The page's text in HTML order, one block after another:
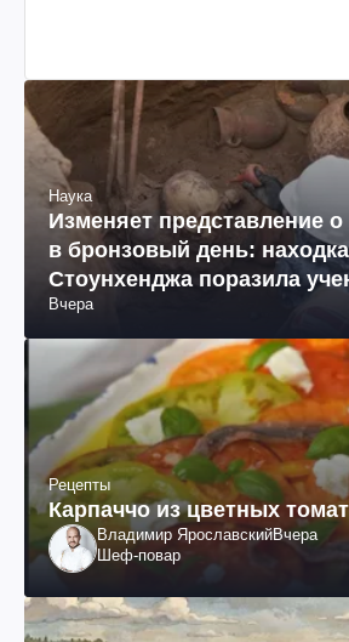
Наука
Изменяет представление
в бронзовый день:
Стоунхенджа поразила
Вчера
Рецепты
Карпаччо из цветных
Владимир ЯрославскийВчера
Шеф-повар